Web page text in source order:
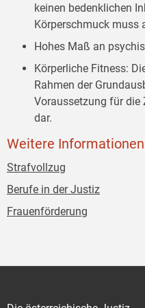
keinen bedenklichen
Körperschmuck muss
Hohes Maß an
Körperliche Fitness:
Rahmen der
Voraussetzung für
dar.
Weitere Informationen
Strafvollzug
Berufe in der Justiz
Frauenförderung